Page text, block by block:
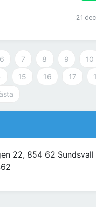
21
6 7 8 9 10
15 16 17
22, 854 62 Sundsvall